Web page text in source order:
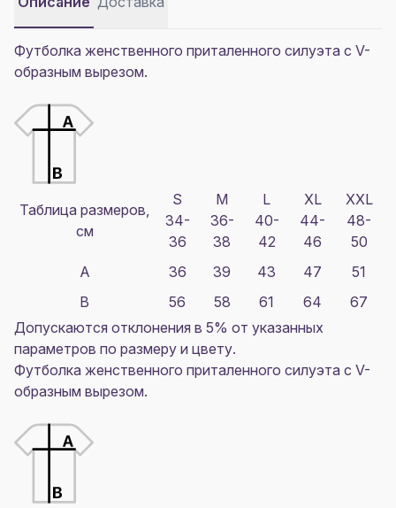
Футболка женственного приталенного силуэта с V-
образным вырезом.
Таблица размеров,
см
S
34-
36
M
36-
38
L
40-
42
XL
44-
46
XXL
48-
50
A
36 39 43 47
51
B
56 58 61 64
67
Допускаются отклонения в 5% от указанных
параметров по размеру и цвету.
Футболка женственного приталенного силуэта с V-
образным вырезом.